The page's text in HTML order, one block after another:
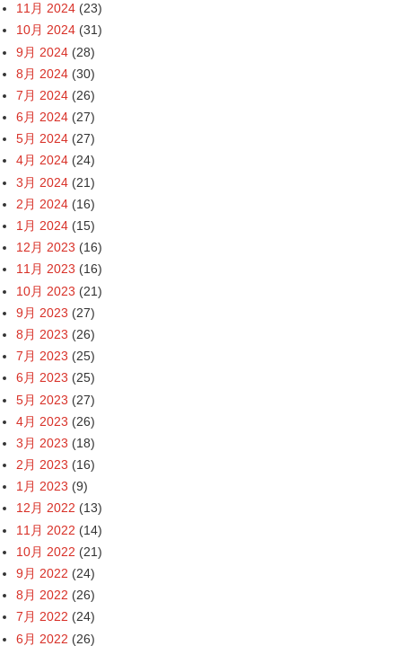
11月 2024 (23)
10月 2024 (31)
9月 2024 (28)
8月 2024 (30)
7月 2024 (26)
6月 2024 (27)
5月 2024 (27)
4月 2024 (24)
3月 2024 (21)
2月 2024 (16)
1月 2024 (15)
12月 2023 (16)
11月 2023 (16)
10月 2023 (21)
9月 2023 (27)
8月 2023 (26)
7月 2023 (25)
6月 2023 (25)
5月 2023 (27)
4月 2023 (26)
3月 2023 (18)
2月 2023 (16)
1月 2023 (9)
12月 2022 (13)
11月 2022 (14)
10月 2022 (21)
9月 2022 (24)
8月 2022 (26)
7月 2022 (24)
6月 2022 (26)